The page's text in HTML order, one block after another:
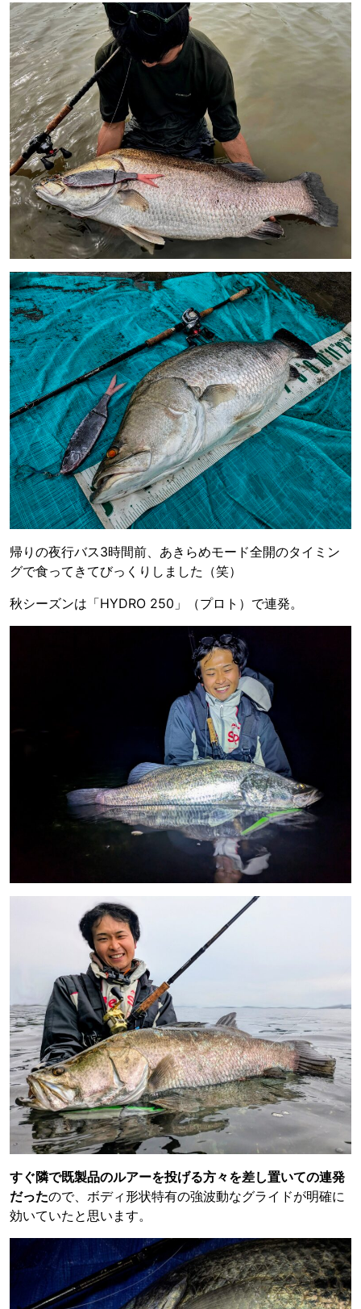
帰りの夜行バス3時間前、あきらめモード全開のタイミン
グで食ってきてびっくりしました（笑）
秋シーズンは「HYDRO 250」（プロト）で連発。
すぐ隣で既製品のルアーを投げる方々を差し置いての連発
だったので、ボディ形状特有の強波動なグライドが明確に
効いていたと思います。